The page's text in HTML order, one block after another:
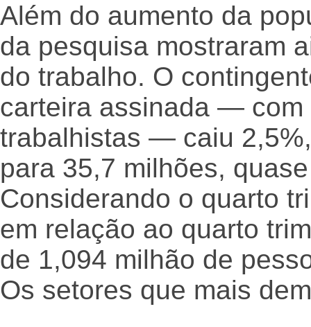
Além do aumento da
da pesquisa mostraram
do trabalho. O
carteira assinada — com
trabalhistas — caiu
para 35,7 milhões,
Considerando o quarto
em relação ao quarto
de 1,094 milhão de
Os setores que mais